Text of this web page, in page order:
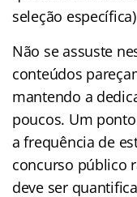
seleção
Não se assuste
conteúdos
mantendo a
poucos. Um
a frequência de
concurso público
deve ser